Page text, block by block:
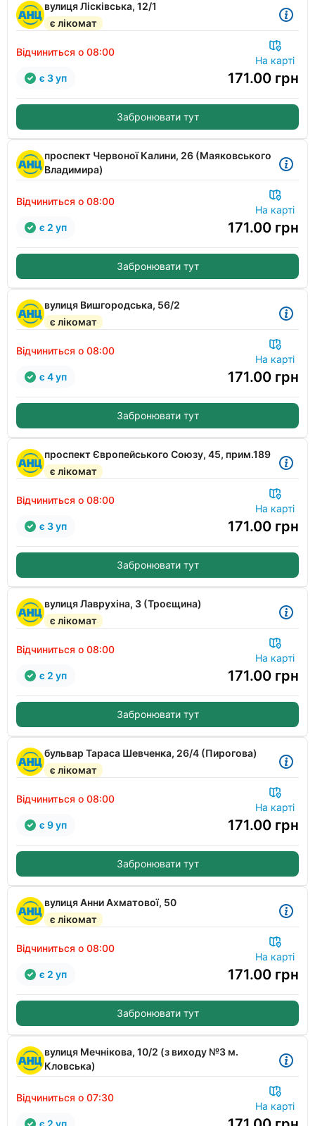
вулиця Лісківська, 12/1
є лікомат
Відчиниться о 08:00
На карті
171.00 грн
є 3 уп
Забронювати тут
проспект Червоної Калини, 26 (Маяковського
Владимира)
Відчиниться о 08:00
На карті
171.00 грн
є 2 уп
Забронювати тут
вулиця Вишгородська, 56/2
є лікомат
Відчиниться о 08:00
На карті
171.00 грн
є 4 уп
Забронювати тут
проспект Європейського Союзу, 45, прим.189
є лікомат
Відчиниться о 08:00
На карті
171.00 грн
є 3 уп
Забронювати тут
вулиця Лаврухіна, 3 (Троєщина)
є лікомат
Відчиниться о 08:00
На карті
171.00 грн
є 2 уп
Забронювати тут
бульвар Тараса Шевченка, 26/4 (Пирогова)
є лікомат
Відчиниться о 08:00
На карті
171.00 грн
є 9 уп
Забронювати тут
вулиця Анни Ахматової, 50
є лікомат
Відчиниться о 08:00
На карті
171.00 грн
є 2 уп
Забронювати тут
вулиця Мечнікова, 10/2 (з виходу №3 м.
Кловська)
Відчиниться о 07:30
На карті
є 2 уп